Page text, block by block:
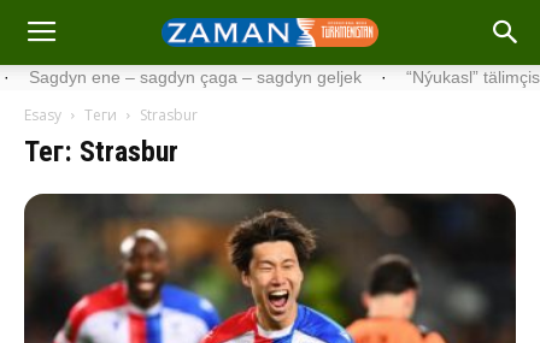
– sagdyn çaga – sagdyn geljek · “Nýukasl” tälimçisini täzeledi
Esasy Теги Strasbur
Тег: Strasbur